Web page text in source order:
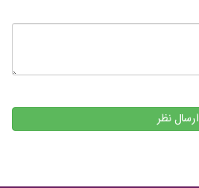
ارسال نظر